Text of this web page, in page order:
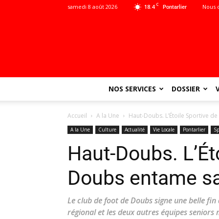
18.4 C Pontarlier
samedi 8 août 2026 Nous
NOS SERVICES DOSSIER
Accueil A la Une Haut-Doubs. L’Étoile Sportive
A la Une Culture Actualité Vie Locale Pontarlier
Haut-Doubs.
Doubs entame
Le club de foot de Doubs signe une belle
régional et les deux autres équipes seniors